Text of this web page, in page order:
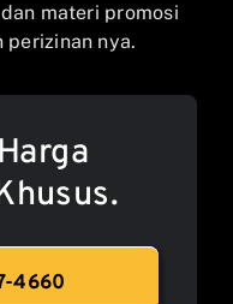
materi promosi
nya.
4660